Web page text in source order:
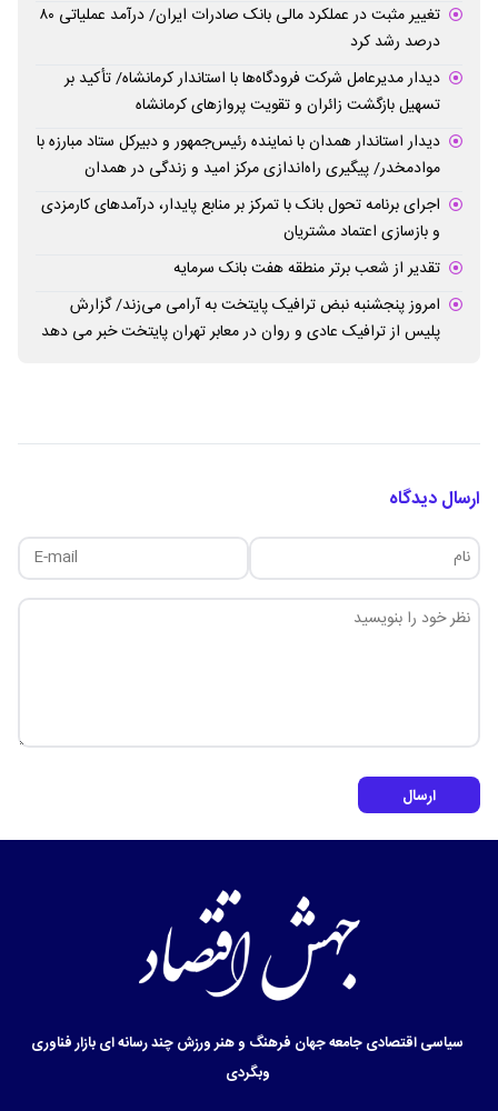
تغییر مثبت در عملکرد مالی بانک صادرات ایران/ درآمد عملیاتی ۸۰
درصد رشد کرد
دیدار مدیرعامل شرکت فرودگاه‌ها با استاندار کرمانشاه/ تأکید بر
تسهیل بازگشت زائران و تقویت پروازهای کرمانشاه
دیدار استاندار همدان با نماینده رئیس‌جمهور و دبیرکل ستاد مبارزه با
موادمخدر/ پیگیری راه‌اندازی مرکز امید و زندگی در همدان
اجرای برنامه تحول بانک با تمرکز بر منابع پایدار، درآمدهای کارمزدی
و بازسازی اعتماد مشتریان
تقدیر از شعب برتر منطقه هفت بانک سرمایه
امروز پنجشنبه نبض ترافیک پایتخت به آرامی می‌زند/ گزارش
پلیس از ترافیک عادی و روان در معابر تهران پایتخت خبر می دهد
ارسال دیدگاه
ارسال
سیاسیاقتصادیجامعهجهان فرهنگ و هنرورزشچند رسانه ایبازارفناوری
وبگردی